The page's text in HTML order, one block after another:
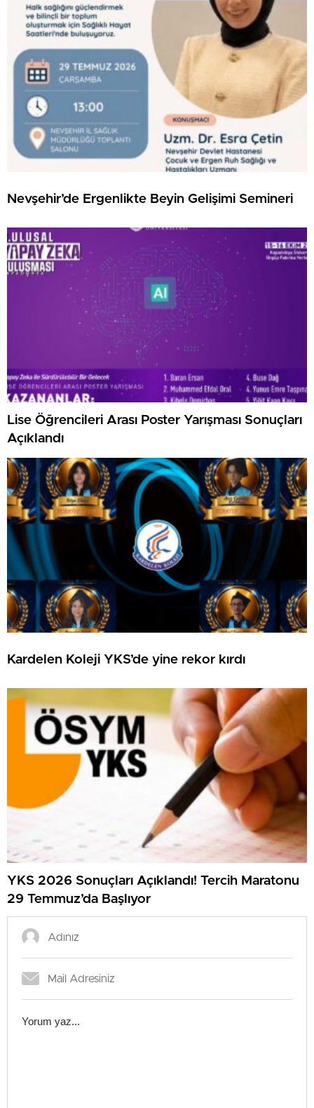
Nevşehir’de Ergenlikte Beyin Gelişimi Semineri
Lise Öğrencileri Arası Poster Yarışması Sonuçları
Açıklandı
Kardelen Koleji YKS’de yine rekor kırdı
YKS 2026 Sonuçları Açıklandı! Tercih Maratonu
29 Temmuz’da Başlıyor